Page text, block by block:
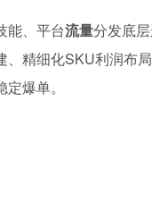
能、平台流量分发底
精细化SKU利润布
爆单。